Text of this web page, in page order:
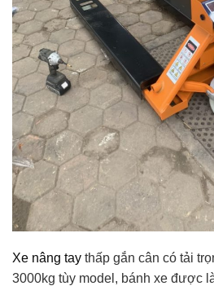
Xe nâng tay thấp gắn cân có tải
3000kg tùy model, bánh xe được